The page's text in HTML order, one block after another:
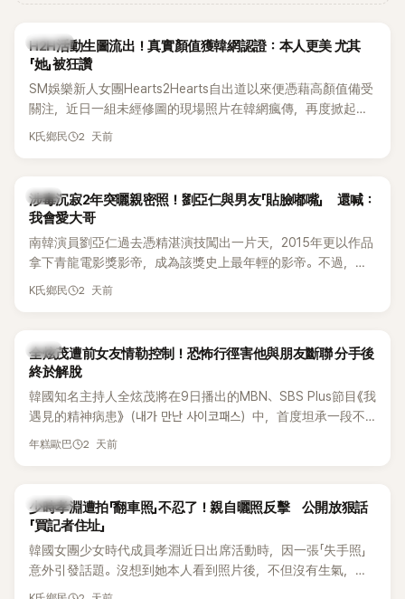
K-POP
H2H活動生圖流出！真實顏值獲韓網認證：本人更美 尤其
「她」被狂讚
SM娛樂新人女團Hearts2Hearts自出道以來便憑藉高顏值備受
關注，近日一組未經修圖的現場照片在韓網瘋傳，再度掀起熱
烈討論，不少看過本人的網友更直呼：「真人比照片還漂亮！」
K氏鄉民 2 天前
韓星
涉毒沉寂2年突曬親密照！劉亞仁與男友「貼臉嘟嘴」 還喊：
我會愛大哥
南韓演員劉亞仁過去憑精湛演技闖出一片天，2015年更以作品
拿下青龍電影獎影帝，成為該獎史上最年輕的影帝。不過，他
2023年爆出涉毒風波後，演藝事業受到重創，後續又牽扯與男
K氏鄉民 2 天前
韓星
全炫茂遭前女友情勒控制！恐怖行徑害他與朋友斷聯 分手後
終於解脫
韓國知名主持人全炫茂將在9日播出的MBN、SBS Plus節目《我
遇見的精神病患》（내가 만난 사이코패스）中，首度坦承一段不
堪回首的戀愛經歷，自爆曾遭前女友過度控制，不僅走到哪都
年糕歐巴 2 天前
K-POP
少時孝淵遭拍「翻車照」不忍了！親自曬照反擊 公開放狠話
「買記者住址」
韓國女團少女時代成員孝淵近日出席活動時，因一張「失手照」
意外引發話題。沒想到她本人看到照片後，不但沒有生氣，反
而親自把照片放上IG限時動態開玩笑，甚至幽默喊話要「買記者